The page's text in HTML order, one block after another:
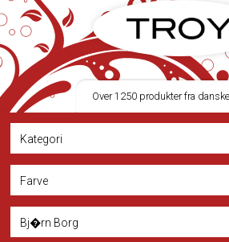
Over 1250 produkter fra
Kategori
Farve
Bj�rn Borg